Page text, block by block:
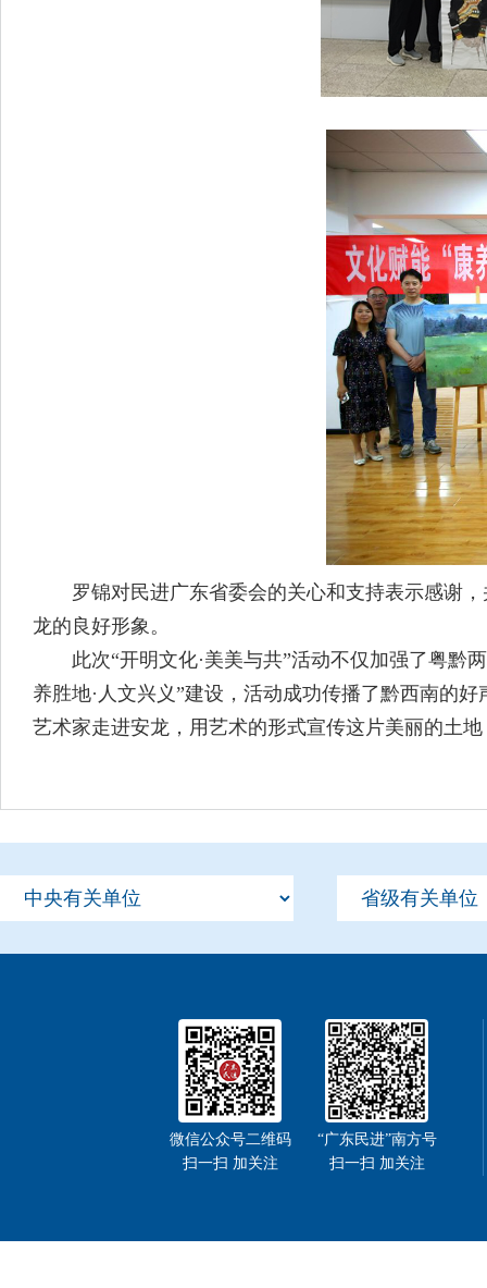
罗锦对民进广东省委会的关心和支持表示感谢，
龙的良好形象。
此次“开明文化·美美与共”活动不仅加强了粤黔
养胜地·人文兴义”建设，活动成功传播了黔西南的
艺术家走进安龙，用艺术的形式宣传这片美丽的土
“广东民进”南方号
扫一扫 加关注
微信公众号二维码
扫一扫 加关注